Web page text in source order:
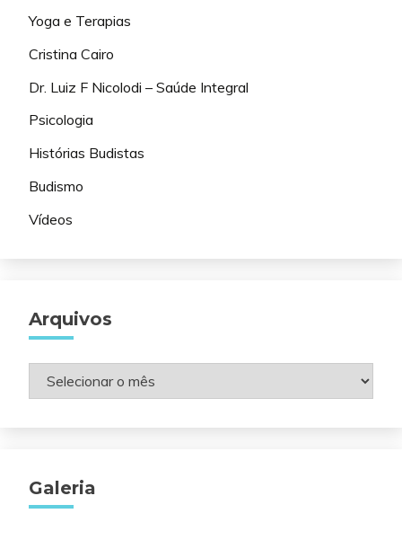
Yoga e Terapias
Cristina Cairo
Dr. Luiz F Nicolodi – Saúde Integral
Psicologia
Histórias Budistas
Budismo
Vídeos
Arquivos
Arquivos
Galeria